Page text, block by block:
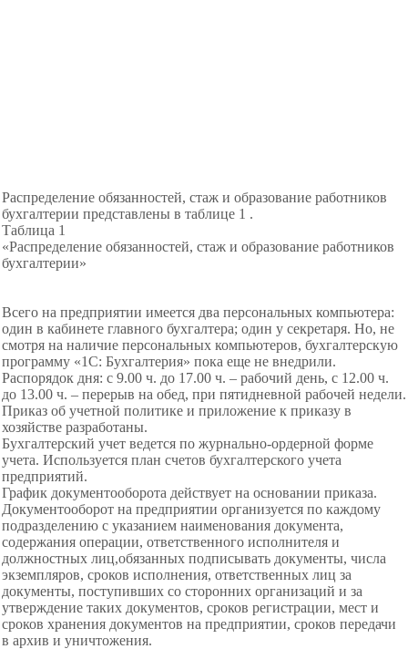
Распределение обязанностей, стаж и образование работников
бухгалтерии представлены в таблице 1 .
Таблица 1
«Распределение обязанностей, стаж и образование работников
бухгалтерии»
Всего на предприятии имеется два персональных компьютера:
один в кабинете главного бухгалтера; один у секретаря. Но, не
смотря на наличие персональных компьютеров, бухгалтерскую
программу «1С: Бухгалтерия» пока еще не внедрили.
Распорядок дня: с 9.00 ч. до 17.00 ч. – рабочий день, с 12.00 ч.
до 13.00 ч. – перерыв на обед, при пятидневной рабочей недели.
Приказ об учетной политике и приложение к приказу в
хозяйстве разработаны.
Бухгалтерский учет ведется по журнально-ордерной форме
учета. Используется план счетов бухгалтерского учета
предприятий.
График документооборота действует на основании приказа.
Документооборот на предприятии организуется по каждому
подразделению с указанием наименования документа,
содержания операции, ответственного исполнителя и
должностных лиц,обязанных подписывать документы, числа
экземпляров, сроков исполнения, ответственных лиц за
документы, поступивших со сторонних организаций и за
утверждение таких документов, сроков регистрации, мест и
сроков хранения документов на предприятии, сроков передачи
в архив и уничтожения.